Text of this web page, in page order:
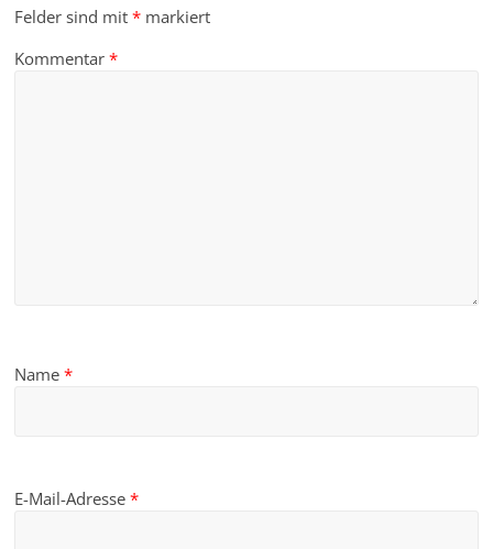
Felder sind mit* markiert
Kommentar*
Name*
E-Mail-Adresse*